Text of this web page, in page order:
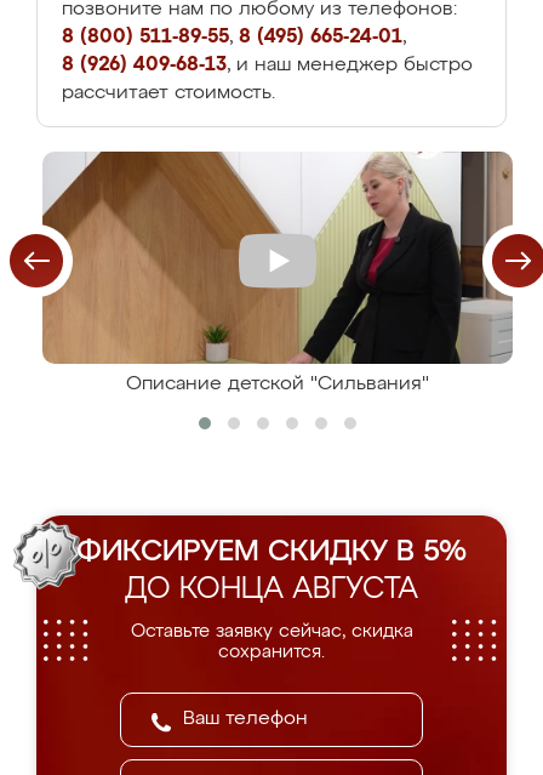
позвоните нам по любому из телефонов:
8 (800) 511-89-55, 8 (495) 665-24-01,
8 (926) 409-68-13, и наш менеджер быстро
рассчитает стоимость.
Описание детской "Сильвания"
ФИКСИРУЕМ СКИДКУ В 5%
ДО КОНЦА АВГУСТА
Оставьте заявку сейчас, скидка
сохранится.